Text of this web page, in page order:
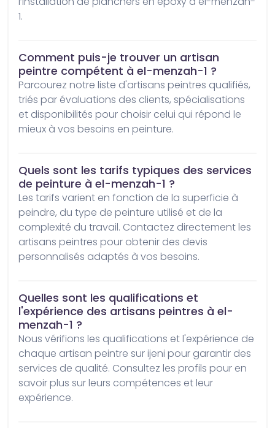
1.
Comment puis-je trouver un artisan
peintre compétent à el-menzah-1 ?
Parcourez notre liste d'artisans peintres qualifiés,
triés par évaluations des clients, spécialisations
et disponibilités pour choisir celui qui répond le
mieux à vos besoins en peinture.
Quels sont les tarifs typiques des services
de peinture à el-menzah-1 ?
Les tarifs varient en fonction de la superficie à
peindre, du type de peinture utilisé et de la
complexité du travail. Contactez directement les
artisans peintres pour obtenir des devis
personnalisés adaptés à vos besoins.
Quelles sont les qualifications et
l'expérience des artisans peintres à el-
menzah-1 ?
Nous vérifions les qualifications et l'expérience de
chaque artisan peintre sur ijeni pour garantir des
services de qualité. Consultez les profils pour en
savoir plus sur leurs compétences et leur
expérience.